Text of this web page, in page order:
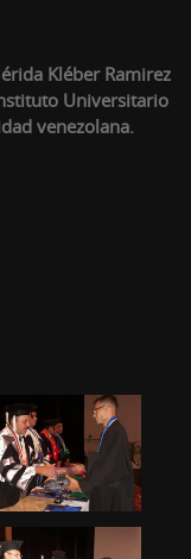
Kléber Ramirez
Universitario
venezolana.